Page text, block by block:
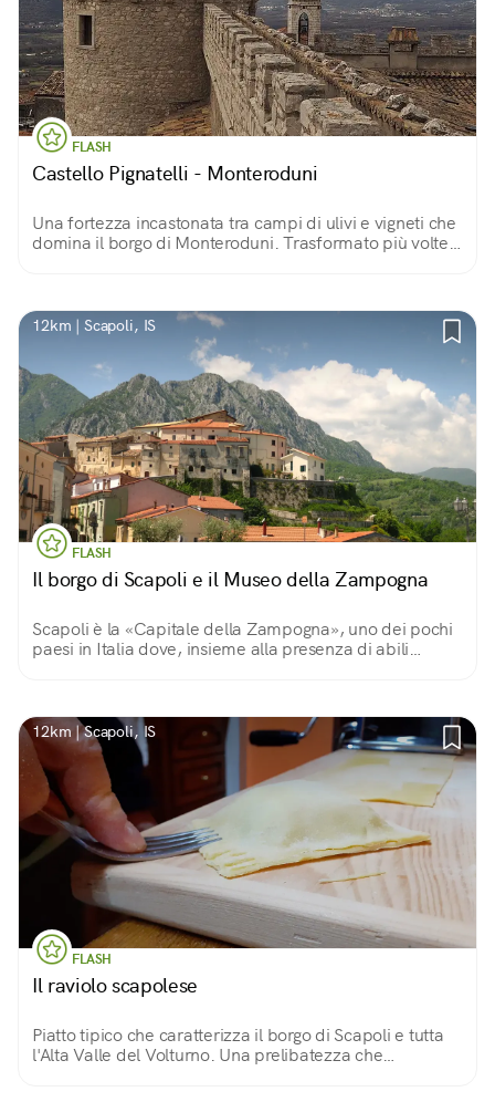
FLASH
Castello Pignatelli - Monteroduni
Una fortezza incastonata tra campi di ulivi e vigneti che
domina il borgo di Monteroduni. Trasformato più volte
12km | Scapoli, IS
FLASH
Il borgo di Scapoli e il Museo della Zampogna
Scapoli è la «Capitale della Zampogna», uno dei pochi
paesi in Italia dove, insieme alla presenza di abili
12km | Scapoli, IS
FLASH
Il raviolo scapolese
Piatto tipico che caratterizza il borgo di Scapoli e tutta
l'Alta Valle del Volturno. Una prelibatezza che